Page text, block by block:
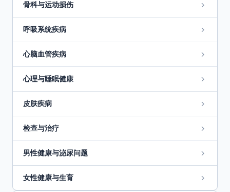
骨科与运动损伤
呼吸系统疾病
心脑血管疾病
心理与睡眠健康
皮肤疾病
检查与治疗
男性健康与泌尿问题
女性健康与生育